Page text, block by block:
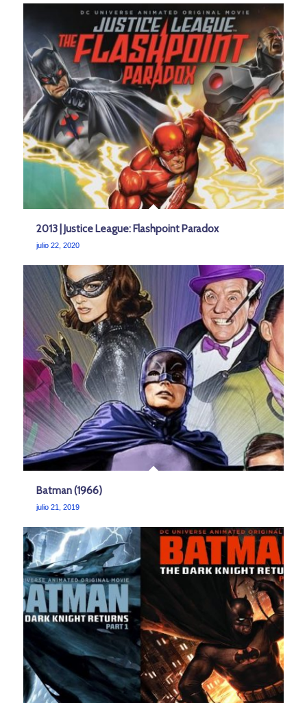
2013 | Justice League: Flashpoint Paradox
julio 22, 2020
Batman (1966)
julio 21, 2019